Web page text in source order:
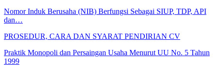
Nomor Induk Berusaha (NIB) Berfungsi Sebagai SIUP, TDP, API
dan…
PROSEDUR, CARA DAN SYARAT PENDIRIAN CV
Praktik Monopoli dan Persaingan Usaha Menurut UU No. 5 Tahun
1999